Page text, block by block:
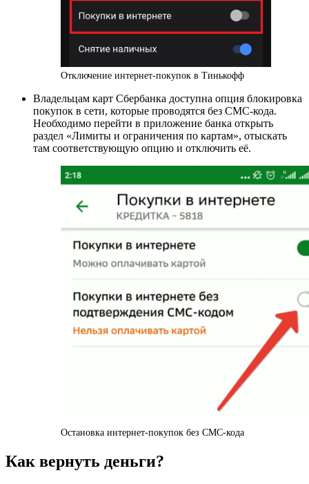
Отключение интернет-покупок в Тинькофф
Владельцам карт Сбербанка доступна опция блокировка
покупок в сети, которые проводятся без СМС-кода.
Необходимо перейти в приложение банка открыть
раздел «Лимиты и ограничения по картам», отыскать
там соответствующую опцию и отключить её.
Остановка интернет-покупок без СМС-кода
Как вернуть деньги?